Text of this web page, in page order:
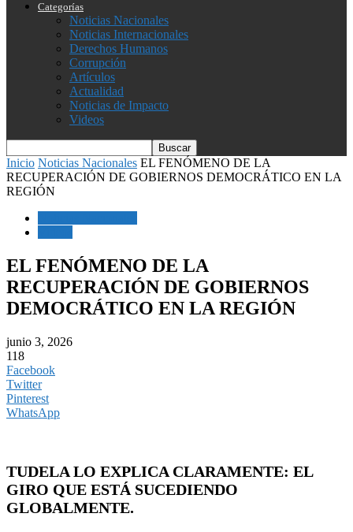
Categorías
Noticias Nacionales
Noticias Internacionales
Derechos Humanos
Corrupción
Artículos
Actualidad
Noticias de Impacto
Videos
Inicio Noticias Nacionales EL FENÓMENO DE LA
RECUPERACIÓN DE GOBIERNOS DEMOCRÁTICO EN LA
REGIÓN
EL FENÓMENO DE LA
RECUPERACIÓN DE GOBIERNOS
DEMOCRÁTICO EN LA REGIÓN
junio 3, 2026
118
Facebook
Twitter
Pinterest
WhatsApp
TUDELA LO EXPLICA CLARAMENTE: EL
GIRO QUE ESTÁ SUCEDIENDO
GLOBALMENTE.